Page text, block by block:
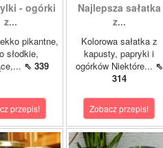
- ogórki
z...
pikantne,
słodkie,
⇖ 339
przepis!
Najlepsza sałatka
z...
Kolorowa sałatka z
kapusty, papryki i
ogórków Niektóre... ⇖
314
Zobacz przepis!